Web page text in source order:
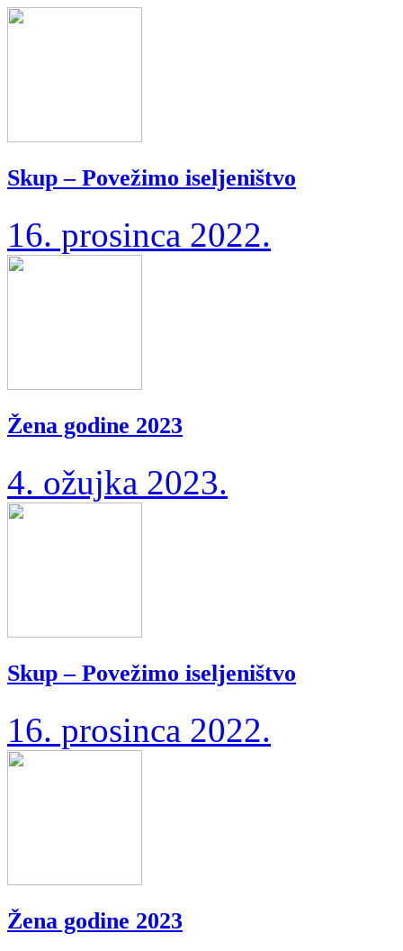
Skup – Povežimo iseljeništvo
16. prosinca 2022.
Žena godine 2023
4. ožujka 2023.
Skup – Povežimo iseljeništvo
16. prosinca 2022.
Žena godine 2023